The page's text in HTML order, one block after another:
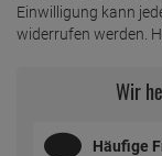
Einwilligung kann
widerrufen werden.
Wir
Häufige